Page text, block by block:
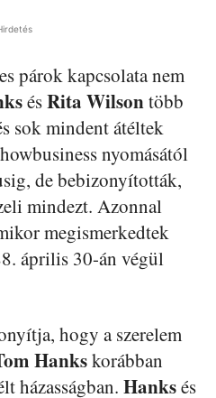
párok kapcsolata nem
ésRita Wilsontöbb
sok mindent átéltek
nyomásától
de bebizonyították,
mindezt. Azonnal
megismerkedtek
április 30-án végül
hogy a szerelem
Hankskorábban
házasságban. Hanksés